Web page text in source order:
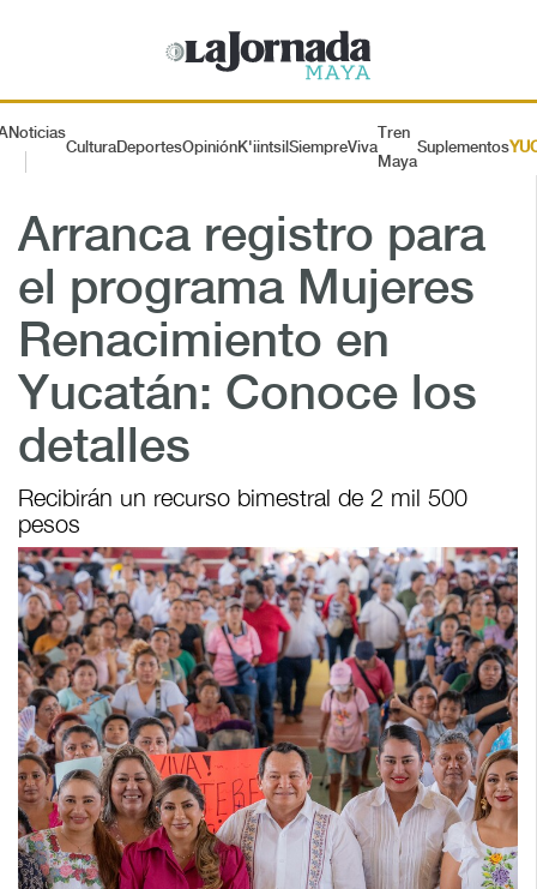
Noticias
CulturaDeportesOpiniónK'iintsil SiempreViva
Tren
Maya
Suplementos
Arranca registro para
el programa Mujeres
Renacimiento en
Yucatán: Conoce los
detalles
Recibirán un recurso bimestral de 2 mil 500
pesos